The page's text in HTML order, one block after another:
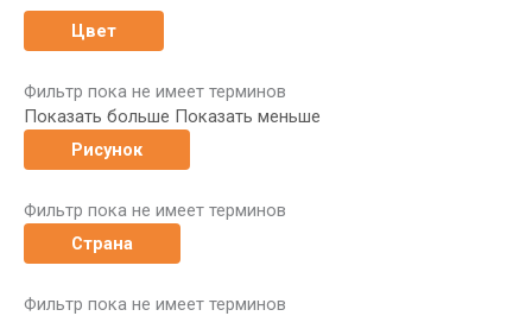
Цвет
Фильтр пока не имеет терминов
Показать больше Показать меньше
Рисунок
Фильтр пока не имеет терминов
Страна
Фильтр пока не имеет терминов